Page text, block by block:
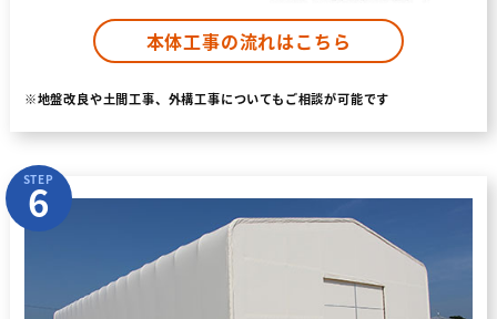
本体工事の流れはこちら
※地盤改良や土間工事、外構工事についてもご相談が可能です
STEP
6